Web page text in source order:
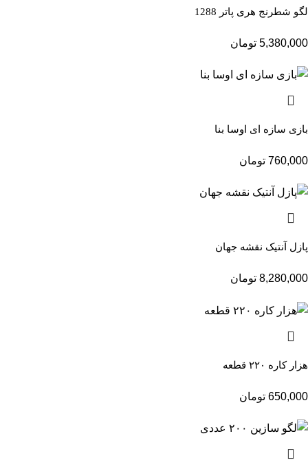
لگو شطرنج هری پاتر 1288
5,380,000 تومان
بازی سازه ای اوسا بنا
760,000 تومان
پازل آنتیک نقشه جهان
8,280,000 تومان
هزار کاره ۲۲۰ قطعه
650,000 تومان